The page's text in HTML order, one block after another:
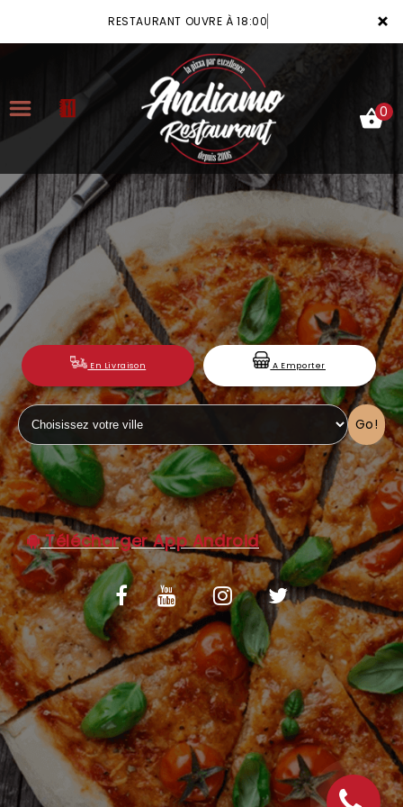
×
RESTAURANT OUVRE À 18:00
ACCUEIL
LA CARTE
VOTRE COMPTE
NOTRE RESTAURANT
VOS AVIS
MENTIONS LÉGALES
C.G.V
0
En Livraison A Emporter
Go!
Télécharger App Android